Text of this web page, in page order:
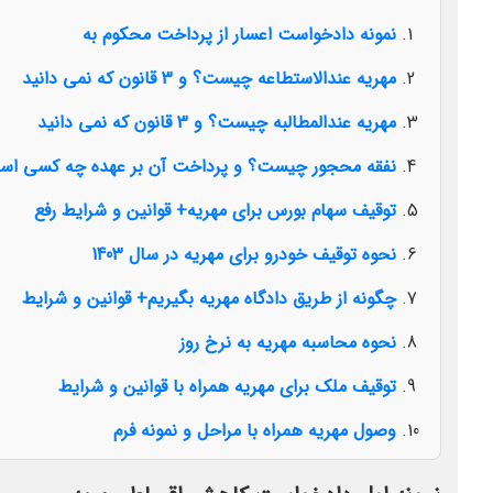
نمونه دادخواست اعسار از پرداخت محکوم به
مهریه عندالاستطاعه چیست؟ و 3 قانون که نمی دانید
مهریه عندالمطالبه چیست؟ و 3 قانون که نمی دانید
نفقه محجور چیست؟ و پرداخت آن بر عهده چه کسی
توقیف سهام بورس برای مهریه+ قوانین و شرایط رفع
نحوه توقیف خودرو برای مهریه در سال 1403
چگونه از طریق دادگاه مهریه بگیریم+ قوانین و شرایط
نحوه محاسبه مهریه به نرخ روز
توقیف ملک برای مهریه همراه با قوانین و شرایط
وصول مهریه همراه با مراحل و نمونه فرم